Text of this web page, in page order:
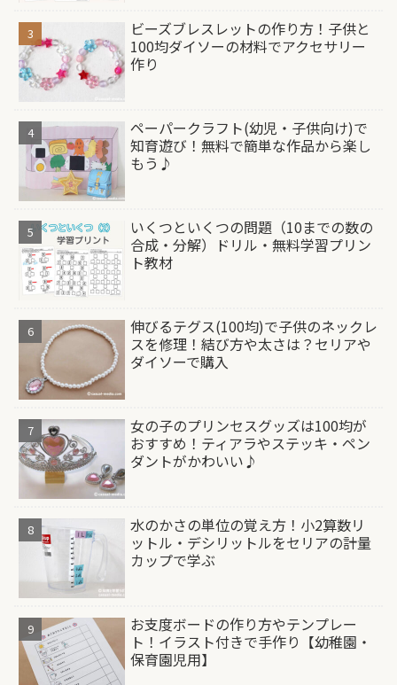
ビーズブレスレットの作り方！子供と
100均ダイソーの材料でアクセサリー
作り
ペーパークラフト(幼児・子供向け)で
知育遊び！無料で簡単な作品から楽し
もう♪
いくつといくつの問題（10までの数の
合成・分解）ドリル・無料学習プリン
ト教材
伸びるテグス(100均)で子供のネックレ
スを修理！結び方や太さは？セリアや
ダイソーで購入
女の子のプリンセスグッズは100均が
おすすめ！ティアラやステッキ・ペン
ダントがかわいい♪
水のかさの単位の覚え方！小2算数リ
ットル・デシリットルをセリアの計量
カップで学ぶ
お支度ボードの作り方やテンプレー
ト！イラスト付きで手作り【幼稚園・
保育園児用】